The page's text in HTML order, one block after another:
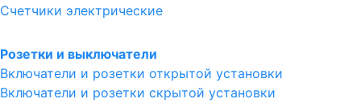
Счетчики электрические
Розетки и выключатели
Включатели и розетки открытой установки
Включатели и розетки скрытой установки